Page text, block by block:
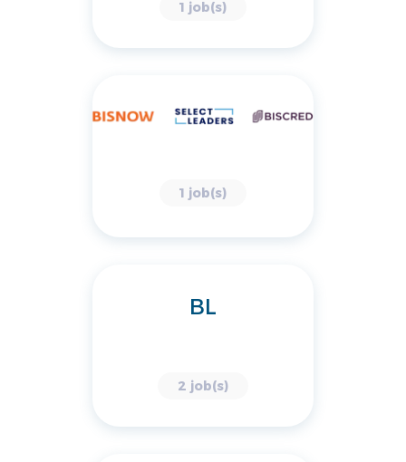
1 job(s)
1 job(s)
BL
2 job(s)